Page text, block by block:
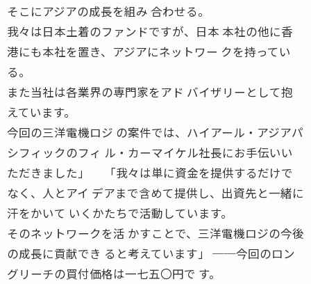
そこにアジアの成長を組み 合わせる。
我々は日本土着のファンドですが、日本 本社の他に香
港にも本社を置き、アジアにネットワー クを持ってい
る。
また当社は各業界の専門家をアド バイザリーとして抱
えています。
今回の三洋電機ロジ の案件では、ハイアール・アジアパ
シフィックのフィ ル・カーマイケル社長にお手伝いい
ただきました」 「我々は単に資金を提供するだけで
なく、人とアイ デアまで含めて提供し、出資先と一緒に
汗をかいて いくかたちで活動しています。
そのネットワークを活 かすことで、三洋電機ロジの今後
の成長に貢献でき ると考えています」 ──今回のロン
グリーチの買付価格は一七五〇円で す。